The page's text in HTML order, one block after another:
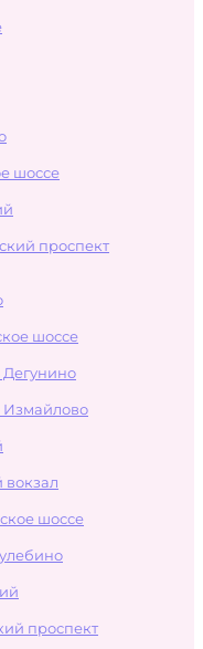
шоссе
проспект
шоссе
Дегунино
Измайлово
вокзал
шоссе
проспект